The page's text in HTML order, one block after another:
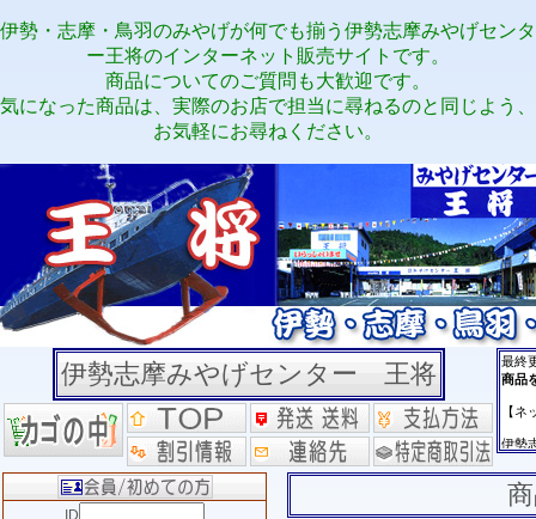
伊勢・志摩・鳥羽のみやげが何でも揃う伊勢志摩みやげセンタ
ー王将のインターネット販売サイトです。
商品についてのご質問も大歓迎です。
気になった商品は、実際のお店で担当に尋ねるのと同じよう、
お気軽にお尋ねください。
伊勢志摩みやげセンター 王将
ID